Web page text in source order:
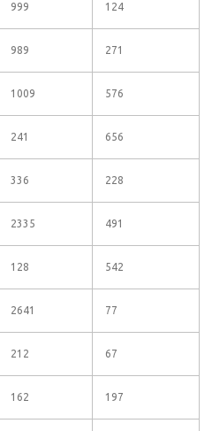
999 124
989 271
1009 576
241 656
336 228
2335 491
128 542
2641 77
212 67
162 197